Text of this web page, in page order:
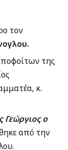
τον
της
κ.
Γεώργιος ο
από την